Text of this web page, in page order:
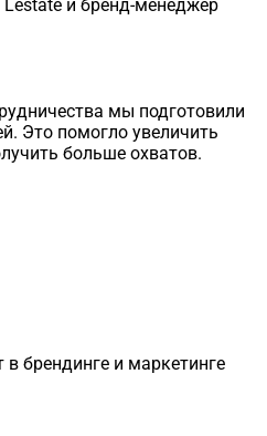
Lestate и бренд-менеджер
мы подготовили
Это помогло увеличить
больше охватов.
брендинге и маркетинге